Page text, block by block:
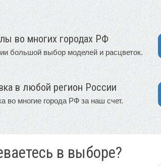
во многих городах РФ
большой выбор моделей и расцветок.
в любой регион России
во многие города РФ за наш счет.
в выборе?